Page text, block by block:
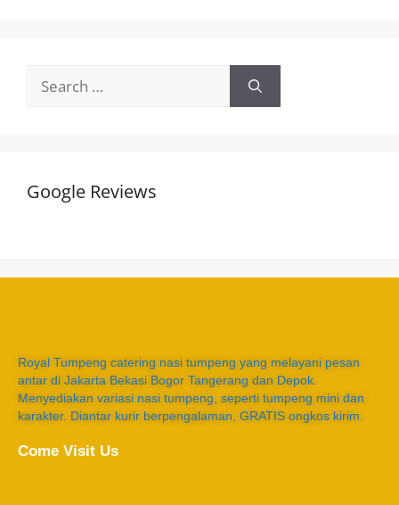
Google Reviews
Royal Tumpeng catering nasi tumpeng yang melayani pesan
antar di Jakarta Bekasi Bogor Tangerang dan Depok.
Menyediakan variasi nasi tumpeng, seperti tumpeng mini dan
karakter. Diantar kurir berpengalaman, GRATIS ongkos kirim.
Come Visit Us